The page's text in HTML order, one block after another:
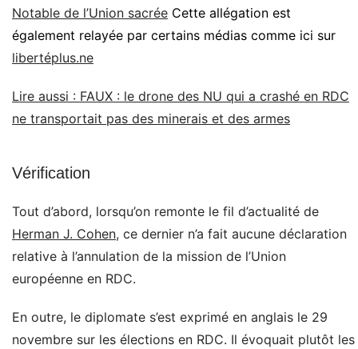
Notable de l’Union sacrée Cette allégation est
également relayée par certains médias comme ici sur
libertéplus.ne
Lire aussi : FAUX : le drone des NU qui a crashé en RDC
ne transportait pas des minerais et des armes
Vérification
Tout d’abord, lorsqu’on remonte le fil d’actualité de
Herman J. Cohen, ce dernier n’a fait aucune déclaration
relative à l’annulation de la mission de l’Union
européenne en RDC.
En outre, le diplomate s’est exprimé en anglais le 29
novembre sur les élections en RDC. Il évoquait plutôt les